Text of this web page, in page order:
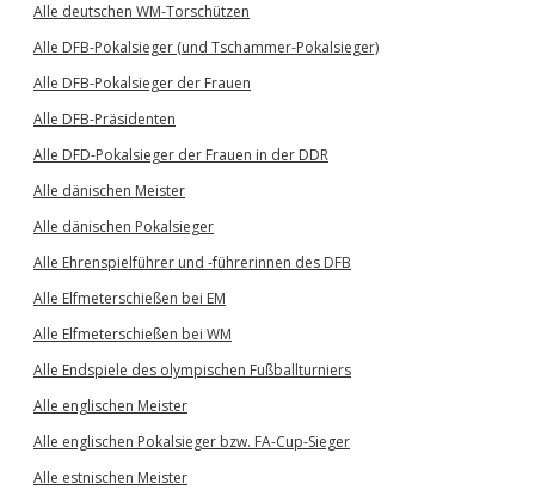
Alle deutschen WM-Torschützen
Alle DFB-Pokalsieger (und Tschammer-Pokalsieger)
Alle DFB-Pokalsieger der Frauen
Alle DFB-Präsidenten
Alle DFD-Pokalsieger der Frauen in der DDR
Alle dänischen Meister
Alle dänischen Pokalsieger
Alle Ehrenspielführer und -führerinnen des DFB
Alle Elfmeterschießen bei EM
Alle Elfmeterschießen bei WM
Alle Endspiele des olympischen Fußballturniers
Alle englischen Meister
Alle englischen Pokalsieger bzw. FA-Cup-Sieger
Alle estnischen Meister